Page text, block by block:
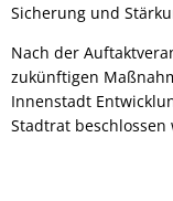
Sicherung und
Nach der
zukünftigen
Innenstadt
Stadtrat beschlossen